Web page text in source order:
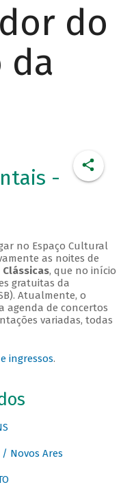
do
da
-
no Espaço Cultural
as noites de
, que no início
gratuitas da
Atualmente, o
agenda de concertos
variadas, todas
ingressos.
/ Novos Ares